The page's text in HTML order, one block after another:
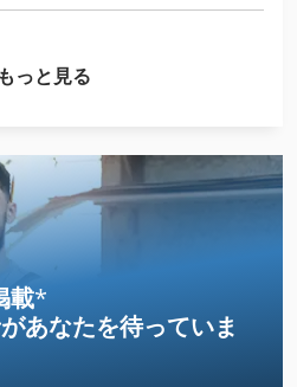
もっと見る
載*
があなたを待っていま